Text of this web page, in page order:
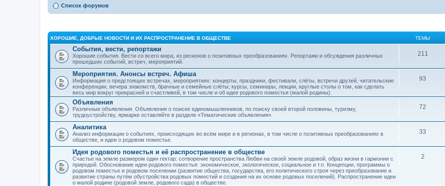
Список форумов
ХОРОШИЕ, ДОБРЫЕ НОВОСТИ И ИХ РАСПРОСТРАНЕНИЕ В ОБЩЕСТВЕ ТЕМЫ
События, вести, репортажи
Хорошие события. Вести со всего мира, из регионов о позитивных преобразованиях. Репортажи и обсуждения различных
прошедших событий, встреч, мероприятий.
211
Мероприятия. Анонсы встреч. Афиша
Информация о предстоящих встречах, мероприятиях: концерты, праздники, фестивали, слёты, встречи друзей, читательские
конференции, вечера знакомств, брачные и семейные слёты; курсы, семинары, лекции, круглые столы о том, как сделать
весь мир вокруг прекрасней и счастливей, в том числе и об идее родового поместья (малой родины).
93
Объявления
Различные объявления. Объявления о поиске единомышленников, по поиску своей второй половины, туризму,
трудоустройству, ярмарке оставляйте в разделе «Тематические объявления».
72
Аналитика
Анализ информации о событиях, происходящих во всём мире и в регионах, в том числе о позитивных преобразованиях в
обществе, и идеи о родовом поместье.
33
Идея родового поместья и её распространение в обществе
Счастье на земле размером один гектар: сотворение пространства Любви на своей земле родовой, образ жизни в гармонии с
природой. Обоснование идеи родового поместья: экономическое, экологическое, социальное и т.п. Концепции, программы о
родовом поместье и родовом поселении (развитие общества, государства, его политического строя через преобразование и
развитие страны путём обустройства родовых поместий и создания на их основе родовых поселений). Распространение идеи
о малой родине (родовой земле, родового сада) в обществе.
2